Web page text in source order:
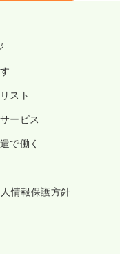
スト
ービス
で働く
情報保護方針